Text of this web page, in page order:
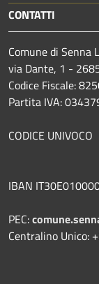
CONTATTI
Comune di Senna
via Dante, 1 -
Codice Fiscale:
Partita IVA:
CODICE
IBAN
PEC:
Centralino Unico: